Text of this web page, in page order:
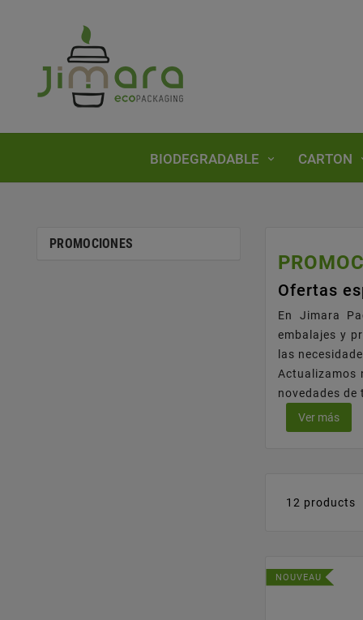
BIODEGRADABLE CARTON
PROMOCIONES
Ofertas
En Jimara
embalajes y
las
Actualizamos
novedades
Ver más
12 products
NOUVEAU